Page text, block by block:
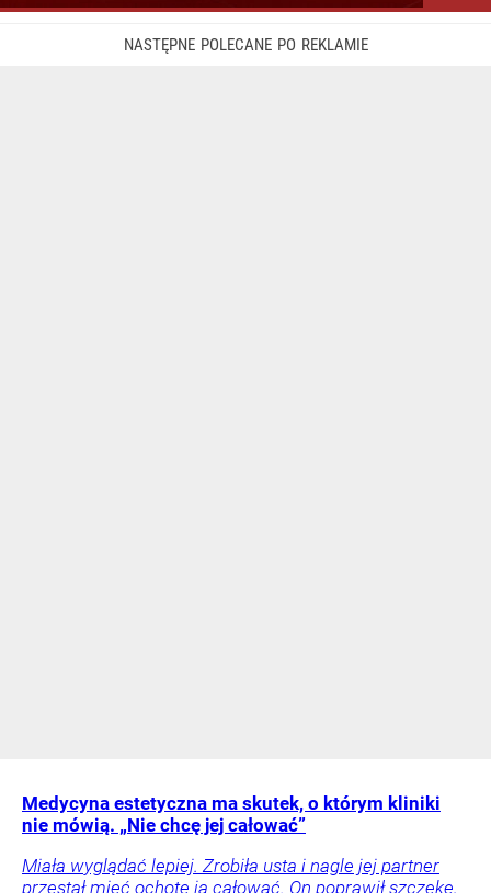
Medycyna estetyczna ma skutek, o którym kliniki
nie mówią. „Nie chcę jej całować”
Miała wyglądać lepiej. Zrobiła usta i nagle jej partner
przestał mieć ochotę ją całować. On poprawił szczękę,